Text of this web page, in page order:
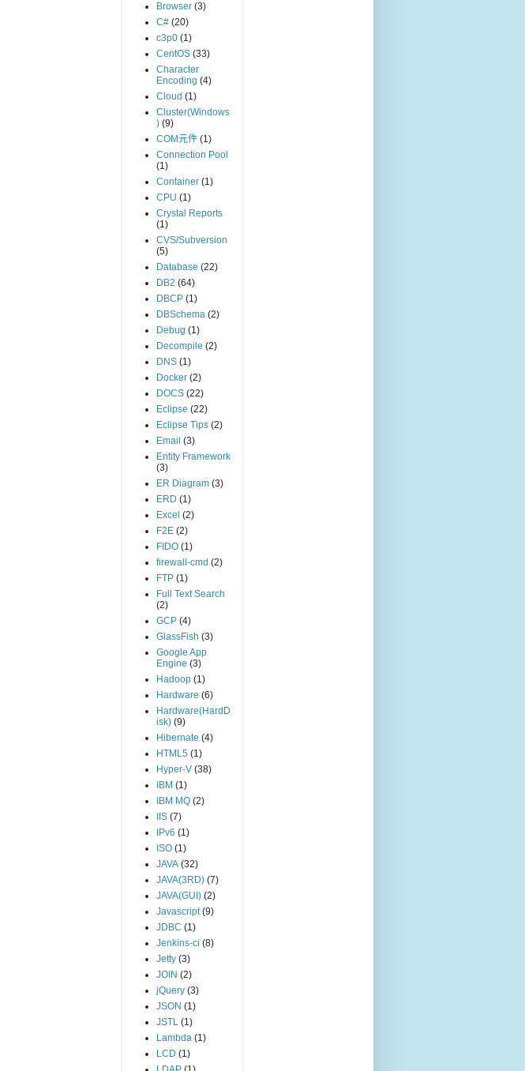
Browser (3)
C# (20)
c3p0 (1)
CentOS (33)
Character
Encoding (4)
Cloud (1)
Cluster(Windows
) (9)
COM元件 (1)
Connection Pool
(1)
Container (1)
CPU (1)
Crystal Reports
(1)
CVS/Subversion
(5)
Database (22)
DB2 (64)
DBCP (1)
DBSchema (2)
Debug (1)
Decompile (2)
DNS (1)
Docker (2)
DOCS (22)
Eclipse (22)
Eclipse Tips (2)
Email (3)
Entity Framework
(3)
ER Diagram (3)
ERD (1)
Excel (2)
F2E (2)
FIDO (1)
firewall-cmd (2)
FTP (1)
Full Text Search
(2)
GCP (4)
GlassFish (3)
Google App
Engine (3)
Hadoop (1)
Hardware (6)
Hardware(HardD
isk) (9)
Hibernate (4)
HTML5 (1)
Hyper-V (38)
IBM (1)
IBM MQ (2)
IIS (7)
IPv6 (1)
ISO (1)
JAVA (32)
JAVA(3RD) (7)
JAVA(GUI) (2)
Javascript (9)
JDBC (1)
Jenkins-ci (8)
Jetty (3)
JOIN (2)
jQuery (3)
JSON (1)
JSTL (1)
Lambda (1)
LCD (1)